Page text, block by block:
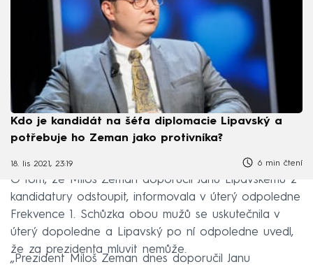
Kdo je kandidát na šéfa diplomacie Lipavský a
potřebuje ho Zeman jako protivníka?
18. lis 2021, 23:19 6 min čtení
O tom, že Miloš Zeman doporučil Janu Lipavskému z
kandidatury odstoupit, informovala v úterý odpoledne
Frekvence 1. Schůzka obou mužů se uskutečnila v
úterý dopoledne a Lipavský po ní odpoledne uvedl,
že za prezidenta mluvit nemůže.
„Prezident Miloš Zeman dnes doporučil Janu